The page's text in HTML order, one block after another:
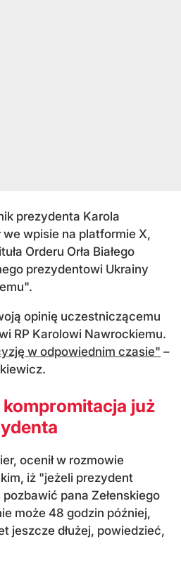
prezydenta Karola
we wpisie na platformie X,
Orderu Orła Białego
prezydentowi Ukrainy
opinię uczestniczącemu
RP Karolowi Nawrockiemu.
w odpowiednim czasie" –
już
ocenił w rozmowie
iż "jeżeli prezydent
pana Zełenskiego
może 48 godzin później,
jeszcze dłużej, powiedzieć,